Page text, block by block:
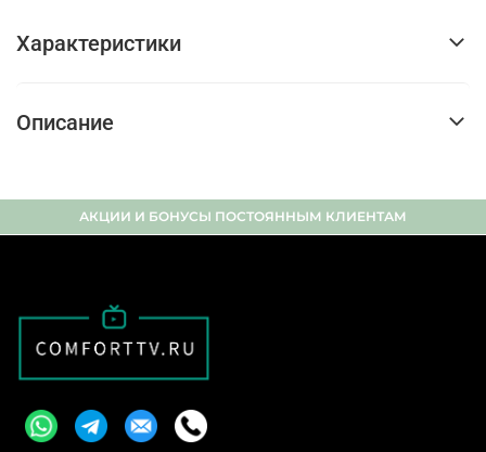
Характеристики
Описание
АКЦИИ И БОНУСЫ ПОСТОЯННЫМ КЛИЕНТАМ